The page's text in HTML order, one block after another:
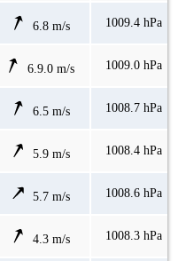
6.8 m/s 1009.4 hPa
6.9.0 m/s 1009.0 hPa
6.5 m/s 1008.7 hPa
5.9 m/s 1008.4 hPa
5.7 m/s 1008.6 hPa
4.3 m/s 1008.3 hPa